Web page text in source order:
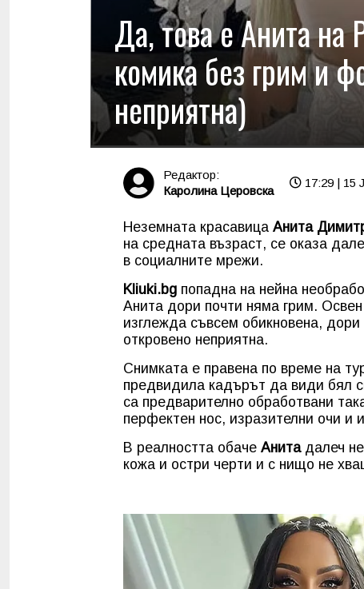
Да, това е Анита на
комика без грим и
неприятна)
Редактор:
Каролина Церовска
17:29 | 15
Неземната красавица Анита
на средната възраст, се оказа
в социалните мрежи.
Kliuki.bg попадна на нейна
Анита дори почти няма грим.
изглежда съвсем обикновена,
откровено неприятна.
Снимката е правена по време на
предвидила кадърът да види бял
са предварително обработвани
перфектен нос, изразителни очи и
В реалността обаче Анитадалеч
кожа и остри черти и с нищо не